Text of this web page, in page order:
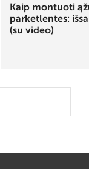
Kaip montuoti
parketlentes:
(su video)